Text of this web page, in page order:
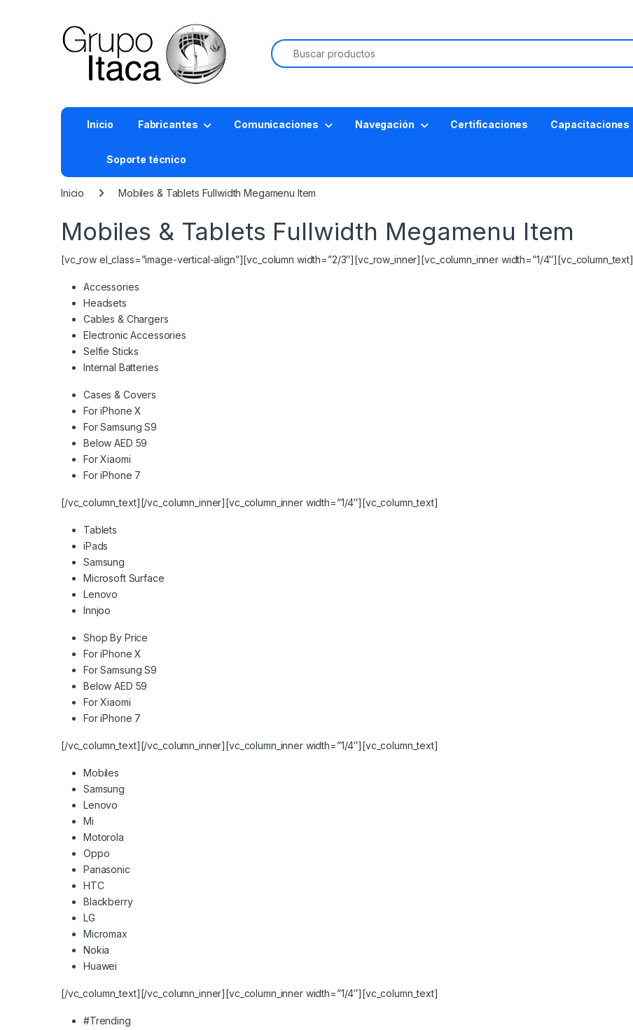
Buscar:
Inicio Fabricantes Comunicaciones Navegación Certificaciones Capacitaciones
Soporte técnico
Inicio Mobiles & Tablets Fullwidth Megamenu Item
Mobiles & Tablets Fullwidth Megamenu Item
[vc_row el_class=”image-vertical-align”][vc_column width=”2/3″][vc_row_inner][vc_column_inner width=”1/4″][vc_column_text]
Accessories
Headsets
Cables & Chargers
Electronic Accessories
Selfie Sticks
Internal Batteries
Cases & Covers
For iPhone X
For Samsung S9
Below AED 59
For Xiaomi
For iPhone 7
[/vc_column_text][/vc_column_inner][vc_column_inner width=”1/4″][vc_column_text]
Tablets
iPads
Samsung
Microsoft Surface
Lenovo
Innjoo
Shop By Price
For iPhone X
For Samsung S9
Below AED 59
For Xiaomi
For iPhone 7
[/vc_column_text][/vc_column_inner][vc_column_inner width=”1/4″][vc_column_text]
Mobiles
Samsung
Lenovo
Mi
Motorola
Oppo
Panasonic
HTC
Blackberry
LG
Micromax
Nokia
Huawei
[/vc_column_text][/vc_column_inner][vc_column_inner width=”1/4″][vc_column_text]
#Trending